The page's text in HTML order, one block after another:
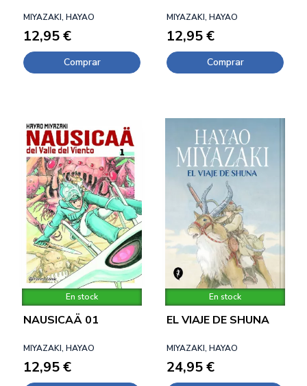
MIYAZAKI, HAYAO
12,95 €
Comprar
MIYAZAKI, HAYAO
12,95 €
Comprar
En stock
NAUSICAÄ 01
MIYAZAKI, HAYAO
12,95 €
En stock
EL VIAJE DE SHUNA
MIYAZAKI, HAYAO
24,95 €